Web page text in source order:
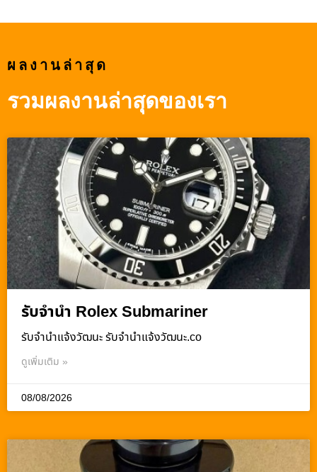
ผลงานล่าสุด
รวมผลงานล่าสุดของเรา
รับจำนำ Rolex Submariner
รับจํานําแจ้งวัฒนะ รับจํานําแจ้งวัฒนะ.co
ดูเพิ่มเติม »
08/08/2026